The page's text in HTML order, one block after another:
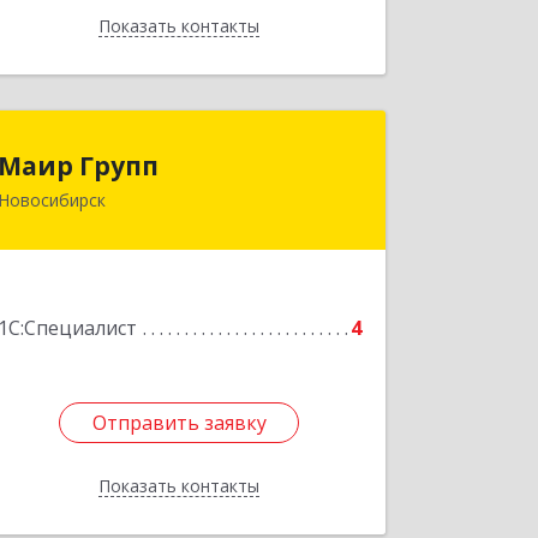
Показать контакты
Назад
Маир Групп
Новосибирск
1С:Специалист 4
Отправить заявку
Показать контакты
630099, Новосибирская обл,
Отправить заявку
Назад